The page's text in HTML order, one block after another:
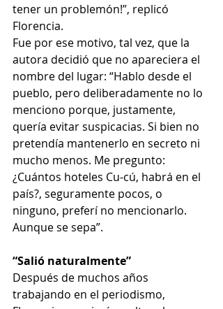
tener un problemón!”, replicó
Florencia.
Fue por ese motivo, tal vez, que la
autora decidió que no apareciera el
nombre del lugar: “Hablo desde el
pueblo, pero deliberadamente no lo
menciono porque, justamente,
quería evitar suspicacias. Si bien no
pretendía mantenerlo en secreto ni
mucho menos. Me pregunto:
¿Cuántos hoteles Cu-cú, habrá en el
país?, seguramente pocos, o
ninguno, preferí no mencionarlo.
Aunque se sepa”.
“Salió naturalmente”
Después de muchos años
trabajando en el periodismo,